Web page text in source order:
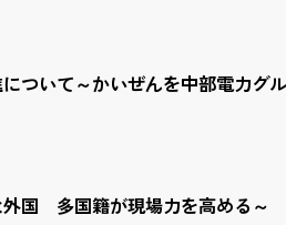
ついて～かいぜんを中部電力グ
外国 多国籍が現場力を高める